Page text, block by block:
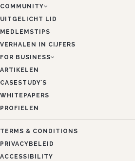
COMMUNITY
UITGELICHT LID
MEDLEMSTIPS
VERHALEN IN CIJFERS
FOR BUSINESS
ARTIKELEN
CASESTUDY’S
WHITEPAPERS
PROFIELEN
TERMS & CONDITIONS
PRIVACYBELEID
ACCESSIBILITY